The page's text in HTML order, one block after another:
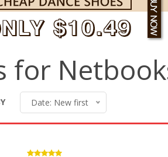
for
Date: New first